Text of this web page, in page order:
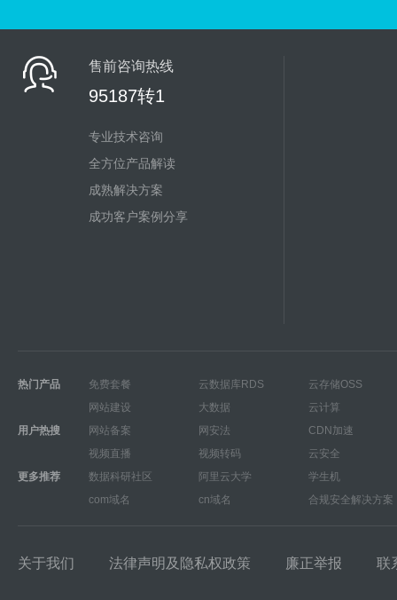
售前咨询热线
95187转1
专业技术咨询
全方位产品解读
成熟解决方案
成功客户案例分享
热门产品 免费套餐 云数据库RDS
云存储OSS
网站建设
大数据
云计算
用户热搜
网站备案 网安法
CDN加速
视频直播
视频转码
云安全
更多推荐
数据科研社区 阿里云大学
学生机
com域名
cn域名 合规安全解决方案
关于我们 法律声明及隐私权政策 廉正举报 联